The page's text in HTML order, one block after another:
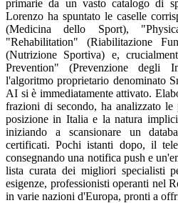
primarie da un vasto catalogo di
Lorenzo ha spuntato le caselle
(Medicina dello Sport),
"Rehabilitation" (Riabilitazione
(Nutrizione Sportiva) e,
Prevention" (Prevenzione degli
l'algoritmo proprietario denominato
AI si è immediatamente attivato.
frazioni di secondo, ha analizzato
posizione in Italia e la natura
iniziando a scansionare un
certificati. Pochi istanti dopo, il
consegnando una notifica push e
lista curata dei migliori specialisti
esigenze, professionisti operanti nel
in varie nazioni d'Europa, pronti a